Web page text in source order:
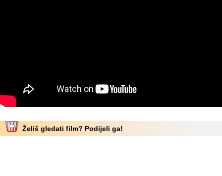
Želiš gledati film? Podijeli ga!